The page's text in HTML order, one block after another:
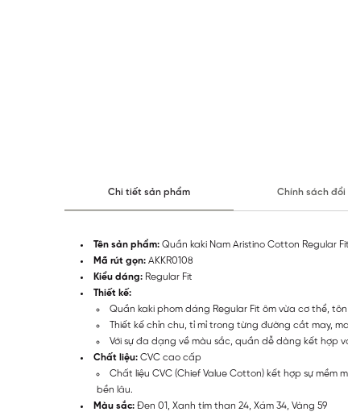
Chi tiết sản phẩm Chính sách đổi
Tên sản phẩm: Quần kaki Nam Aristino Cotton Regular
Mã rút gọn: AKKR0108
Kiểu dáng: Regular Fit
Thiết kế:
Quần kaki phom dáng Regular Fit ôm vừa cơ thể,
Thiết kế chỉn chu, tỉ mỉ trong từng đường cắt may,
Với sự đa dạng về màu sắc, quần dễ dàng kết hợp
Chất liệu: CVC cao cấp
Chất liệu CVC (Chief Value Cotton) kết hợp sự
bền lâu.
Màu sắc: Đen 01, Xanh tím than 24, Xám 34, Vàng 59